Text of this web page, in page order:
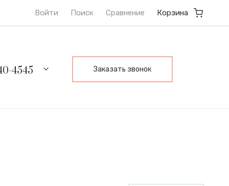
Оптовые и Совместные покупки Публичная
Войти Поиск Сравнение Корзина
4545 Заказать звонок